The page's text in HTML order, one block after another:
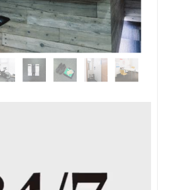
る感想であり効果を保証する
。